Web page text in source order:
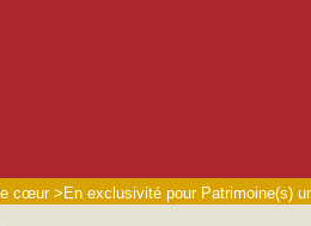
cœur> En exclusivité pour Patrimoine(s)